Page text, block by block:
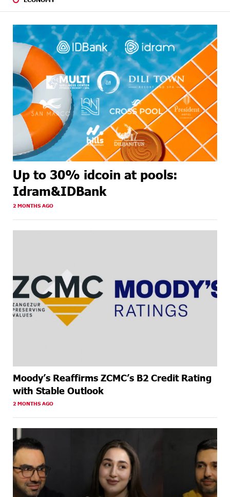
Up to 30% idcoin at pools:
Idram&IDBank
2 MONTHS AGO
Moody’s Reaffirms ZCMC’s B2 Credit Rating
with Stable Outlook
2 MONTHS AGO